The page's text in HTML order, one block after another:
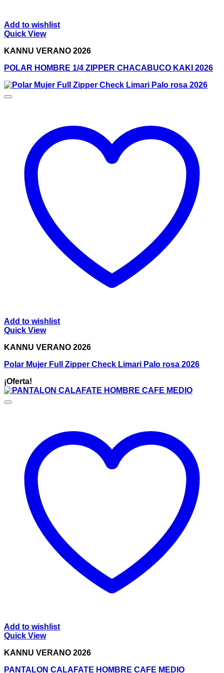
Add to wishlist
Quick View
KANNU VERANO 2026
POLAR HOMBRE 1/4 ZIPPER CHACABUCO KAKI 2026
Add to wishlist
Quick View
KANNU VERANO 2026
Polar Mujer Full Zipper Check Limari Palo rosa 2026
¡Oferta!
Add to wishlist
Quick View
KANNU VERANO 2026
PANTALON CALAFATE HOMBRE CAFE MEDIO